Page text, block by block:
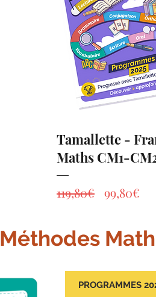
Tamallette -
Maths CM1-
119,80€ Prix
99,80€
Méthodes
PROGRAMMES